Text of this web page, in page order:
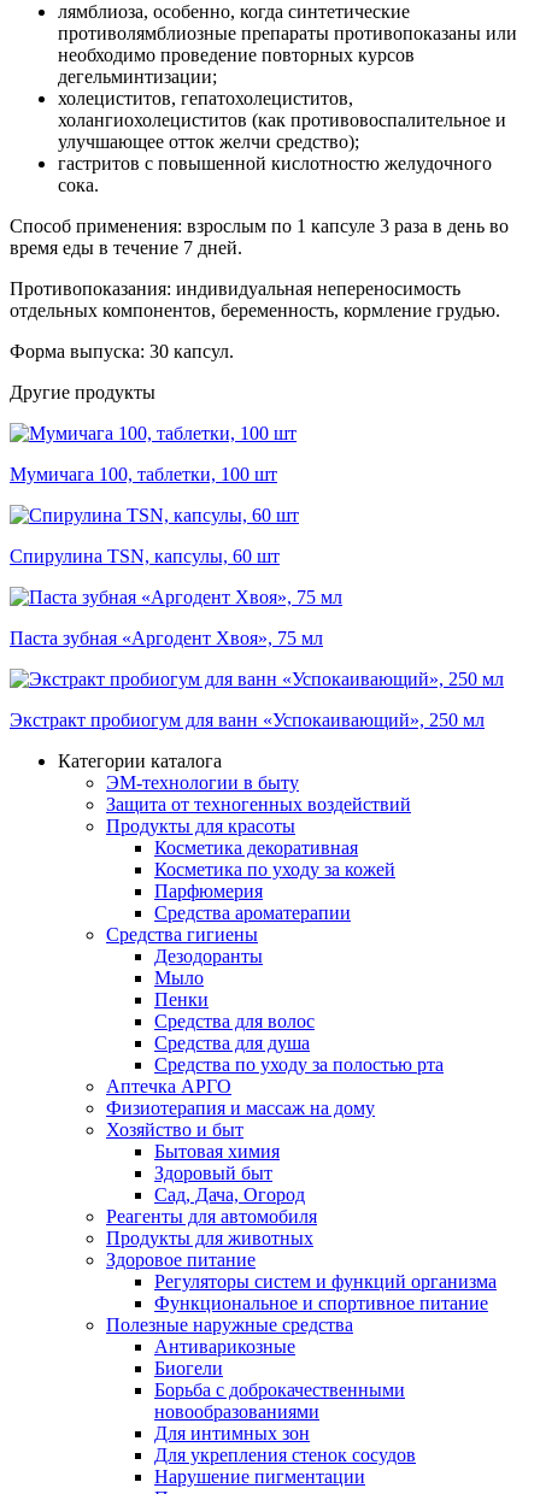
лямблиоза, особенно, когда синтетические
противолямблиозные препараты противопоказаны или
необходимо проведение повторных курсов
дегельминтизации;
холециститов, гепатохолециститов,
холангиохолециститов (как противовоспалительное и
улучшающее отток желчи средство);
гастритов с повышенной кислотностю желудочного
сока.
Способ применения: взрослым по 1 капсуле 3 раза в день во
время еды в течение 7 дней.
Противопоказания: индивидуальная непереносимость
отдельных компонентов, беременность, кормление грудью.
Форма выпуска: 30 капсул.
Другие продукты
Мумичага 100, таблетки, 100 шт
Спирулина TSN, капсулы, 60 шт
Паста зубная «Аргодент Хвоя», 75 мл
Экстракт пробиогум для ванн «Успокаивающий», 250 мл
Категории каталога
ЭМ-технологии в быту
Защита от техногенных воздействий
Продукты для красоты
Косметика декоративная
Косметика по уходу за кожей
Парфюмерия
Средства ароматерапии
Средства гигиены
Дезодоранты
Мыло
Пенки
Средства для волос
Средства для душа
Средства по уходу за полостью рта
Аптечка АРГО
Физиотерапия и массаж на дому
Хозяйство и быт
Бытовая химия
Здоровый быт
Сад, Дача, Огород
Реагенты для автомобиля
Продукты для животных
Здоровое питание
Регуляторы систем и функций организма
Функциональное и спортивное питание
Полезные наружные средства
Антиварикозные
Биогели
Борьба с доброкачественными
новообразованиями
Для интимных зон
Для укрепления стенок сосудов
Нарушение пигментации